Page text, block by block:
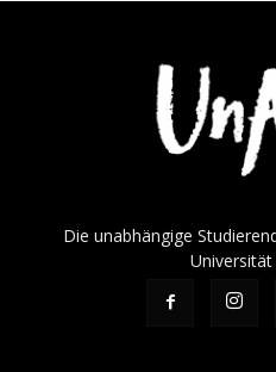
Die unabhängige